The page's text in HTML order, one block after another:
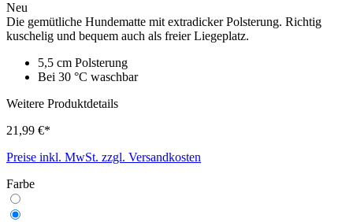
Neu
Die gemütliche Hundematte mit extradicker Polsterung. Richtig
kuschelig und bequem auch als freier Liegeplatz.
5,5 cm Polsterung
Bei 30 °C waschbar
Weitere Produktdetails
21,99 €*
Preise inkl. MwSt. zzgl. Versandkosten
Farbe